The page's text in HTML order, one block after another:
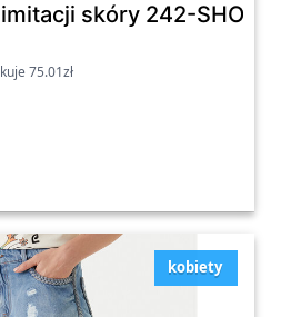
skóry 242-
75.01zł
kobiety